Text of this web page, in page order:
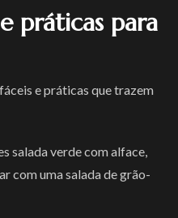
práticas para
e práticas que trazem
salada verde com alface,
com uma salada de grão-